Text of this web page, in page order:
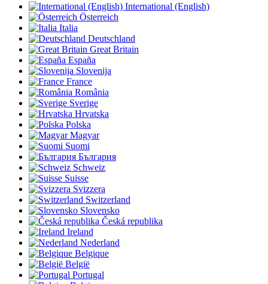
International (English)
Österreich
Italia
Deutschland
Great Britain
España
Slovenija
France
România
Sverige
Hrvatska
Polska
Magyar
Suomi
България
Schweiz
Suisse
Svizzera
Switzerland
Slovensko
Česká republika
Ireland
Nederland
Belgique
België
Portugal